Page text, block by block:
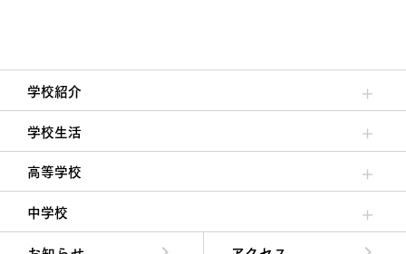
学校紹介
理事長/学園長メッセージ
安心して任せられる学校
沿革
施設・設備
大学合格実績
学校生活
クラブ活動・生徒会活動
夙川ブログ
制服紹介
夙川カレンダー
高等学校
高校校長からの挨拶
高校の教育方針／特色
特進コース／進学コース
年間行事
先輩たちの声・生徒たちの声
中学校
中学校長からの挨拶
中学校の教育方針／特色
Aコース／Bコース
年間行事
先輩たちの声・生徒たちの声